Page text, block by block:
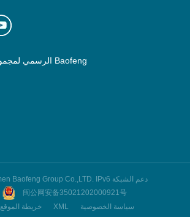
حساب WeChat الرسمي لمجموعة Baofeng
© 2026 Xiamen Baofeng Group Co.,LTD. IPv6 دعم الشبكة
闽公网安备35021202000921号
خريطة الموقع XML سياسة الخصوصية